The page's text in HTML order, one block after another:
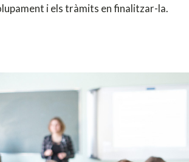
i els tràmits en finalitzar-la.